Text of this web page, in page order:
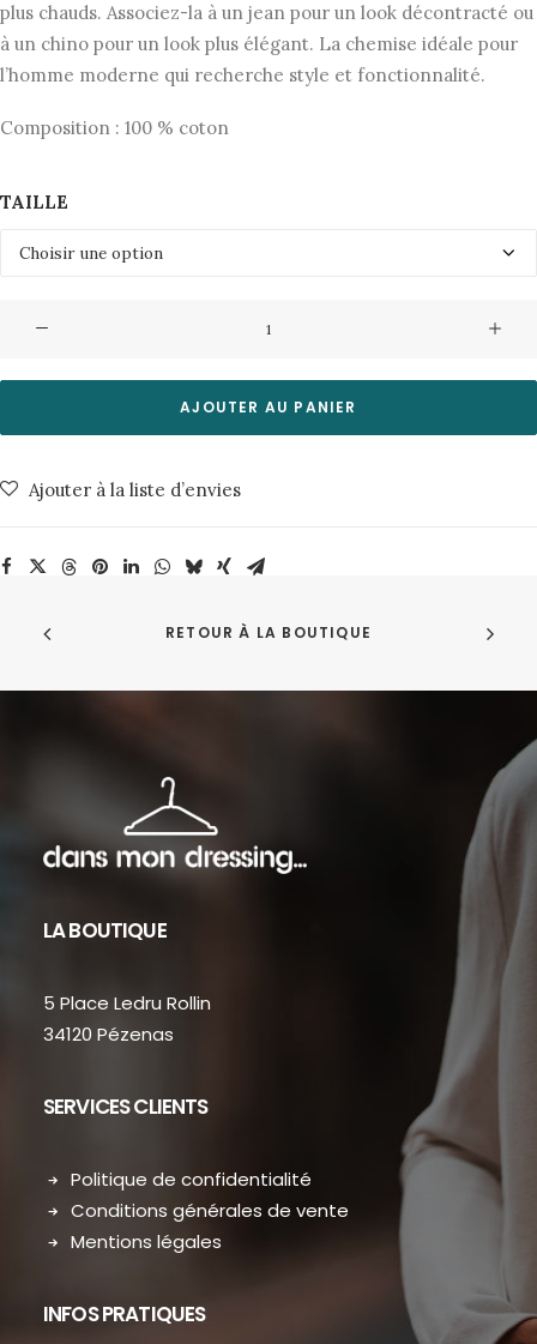
plus chauds. Associez-la à un jean pour un look décontracté ou
à un chino pour un look plus élégant. La chemise idéale pour
l’homme moderne qui recherche style et fonctionnalité.
Composition : 100 % coton
TAILLE
Chemise
4129
Milk
AJOUTER AU PANIER
Ajouter à la liste d’envies
RETOUR À LA BOUTIQUE
LA BOUTIQUE
5 Place Ledru Rollin
34120 Pézenas
SERVICES CLIENTS
Politique de confidentialité
Conditions générales de vente
Mentions légales
INFOS PRATIQUES